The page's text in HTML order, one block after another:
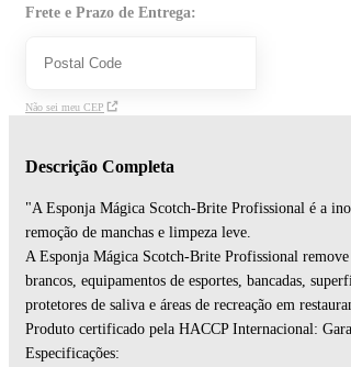
Frete e Prazo de Entrega:
Não sei meu CEP
Descrição Completa
"A Esponja Mágica Scotch-Brite Profissional é a
remoção de manchas e limpeza leve.
A Esponja Mágica Scotch-Brite Profissional
brancos, equipamentos de esportes, bancadas,
protetores de saliva e áreas de recreação em
Produto certificado pela HACCP Internacional:
Especificações: